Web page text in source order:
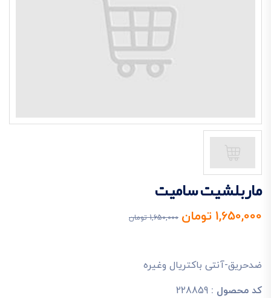
ماربلشیت سامیت
1,650,000 تومان 1,650,000 تومان
ضدحریق-آنتی باکتریال وغیره
کد محصول : 228859